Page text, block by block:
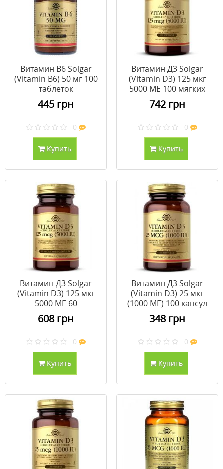
Витамин В6 Solgar
(Vitamin B6) 50 мг 100
таблеток
445 грн
0
Купить
Витамин Д3 Solgar
(Vitamin D3) 125 мкг
5000 МЕ 100 мягких
желатиновых капсул
742 грн
0
Купить
Витамин Д3 Solgar
(Vitamin D3) 125 мкг
5000 МЕ 60
вегетарианских
капсул
608 грн
0
Купить
Витамин Д3 Solgar
(Vitamin D3) 25 мкг
(1000 МЕ) 100 капсул
348 грн
0
Купить